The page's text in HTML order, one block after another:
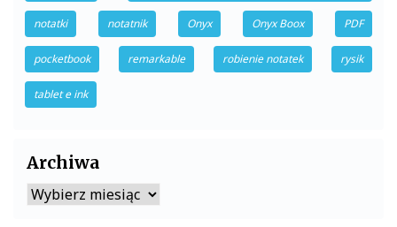
notatki notatnik Onyx Onyx Boox PDF
pocketbook remarkable robienie notatek rysik
tablet e ink
Archiwa
Archiwa